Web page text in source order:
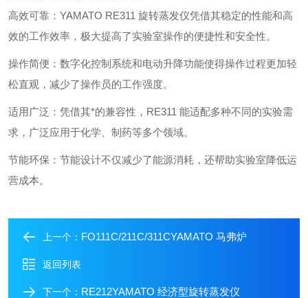
高效可靠：YAMATO RE311 旋转蒸发仪凭借其稳定的性能和高
效的工作效率，极大提高了实验室操作的便捷性和安全性。
操作简便：数字化控制系统和电动升降功能使得操作过程更加轻
松直观，减少了操作员的工作强度。
适用广泛：凭借其*的兼容性，RE311 能适配多种不同的实验需
求，广泛应用于化学、制药等多个领域。
节能环保：节能设计不仅减少了能源消耗，还帮助实验室降低运
营成本。
上一个： FO111C/211C/311CYAMATO 马弗炉
返回列表
下一个： RE212YAMATO 经济型旋转蒸发仪